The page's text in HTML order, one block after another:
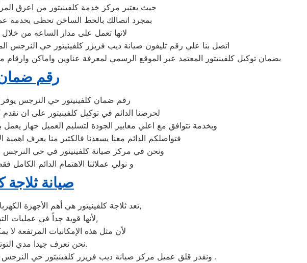
حيث يعتبر مركز خدمة كلفينيتور من اعرق
بمجرد اتصالك بالخط الساخن تحظى بخدمة
لانها تعمل على مدار الساعه من خلال
اتصل بنا علي رقم تليفون صيانة ديب فريزر كلفينيتور حي النرجس
بضمان توكيل كلفينيتور المعتمد عبر الموقع الرسمي لمعرفة عناوين واماكن
رقم ضمان
رقم ضمان كلفينيتور حي النرجس يوفر
لحرصنا الدائم في توكيل كلفينيتور على ان
وبخدمة تتوافق مع اعلي معايير الجودة لتسليم العميل جهاز
فتواصلكم الدائم معنا يسعدنا فالكثير منا يعرف اهمية
ونحن في مركز صيانة كلفينيتور في حي النرجس
و نولي عملائنا الاهتمام الدائم
صيانة
تعد ثلاجة كلفينيتور هي أهم الأجهزة الكهربائية التي توفرها الشركة و أكثرها مبيعاً بين بقية المنتجات الأخرى,
لأنها قوية جداً في عمليات التبريد و تتضمن بعض التقنيات المتميزة كتقنية الانفلتر,
لأن مثل هذه الإمكانيات المرتفعة لا
نحن نعرف جيدا مدي التوتر والارتباك عند حدوث عطل في ثلاجة كلفينيتور.
ونقدر قلق عميل مركز صيانة ديب فريزر كلفينيتور حي النرجس ونثمن وقته. لذلك عادة هناك بعض المحافظات لايوجد بها فروع لنا اوالفرع تحت الانشاء .